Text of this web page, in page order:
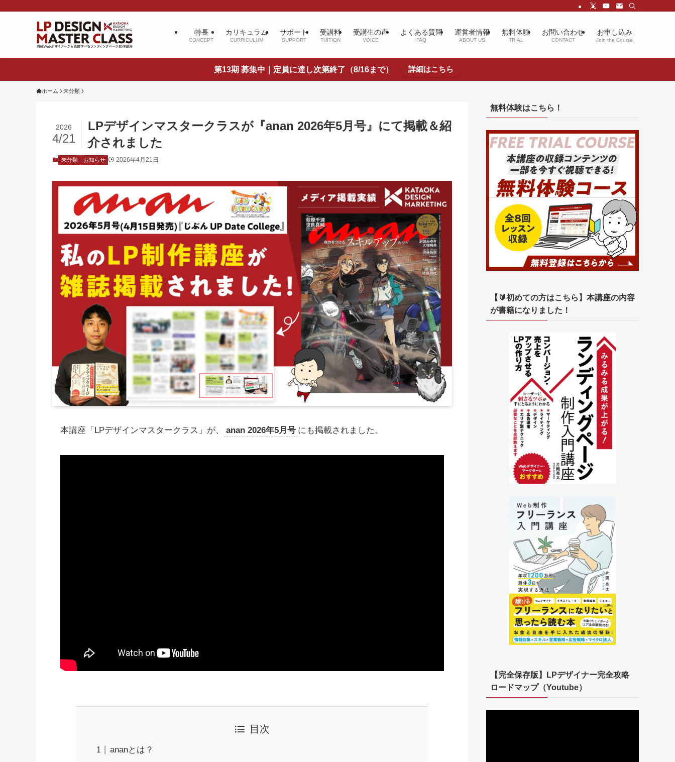
特長
CONCEPT
カリキュラム
CURRICULUM
サポート
SUPPORT
受講料
TUITION
受講生の声
VOICE
よくある質問
FAQ
運営者情報
ABOUT US
無料体験
TRIAL
お問い合わせ
CONTACT
お申し込み
Join the Course
第13期 募集中｜定員に達し次第終了（8/16まで） 詳細はこちら
ホーム 未分類
LPデザインマスタークラスが『anan 2026年5月号』にて掲載＆紹
介されました
2026
4/21
未分類 お知らせ 2026年4月21日
本講座「LPデザインマスタークラス」が、 anan 2026年5月号 にも掲載されました。
目次
ananとは？
無料体験はこちら！
【🔰初めての方はこちら】本講座の内容
が書籍になりました！
【完全保存版】LPデザイナー完全攻略
ロードマップ（Youtube）